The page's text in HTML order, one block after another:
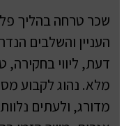
שכר טרחה בהליך
העניין והשלבים
דעת, ליווי בחקירה,
מלא. נהוג לקבוע
מדורג, ולעתים